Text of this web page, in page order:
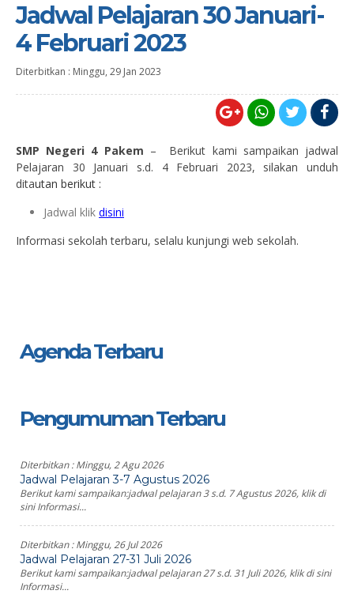
Jadwal Pelajaran 30 Januari-
4 Februari 2023
Diterbitkan : Minggu, 29 Jan 2023
SMP Negeri 4 Pakem – Berikut kami sampaikan jadwal
Pelajaran 30 Januari s.d. 4 Februari 2023, silakan unduh
ditautan berikut :
Jadwal klik disini
Informasi sekolah terbaru, selalu kunjungi web sekolah.
Agenda Terbaru
Pengumuman Terbaru
Diterbitkan :Minggu, 2 Agu 2026
Jadwal Pelajaran 3-7 Agustus 2026
Berikut kami sampaikan:jadwal pelajaran 3 s.d. 7 Agustus 2026, klik di
sini Informasi...
Diterbitkan :Minggu, 26 Jul 2026
Jadwal Pelajaran 27-31 Juli 2026
Berikut kami sampaikan:jadwal pelajaran 27 s.d. 31 Juli 2026, klik di sini
Informasi...